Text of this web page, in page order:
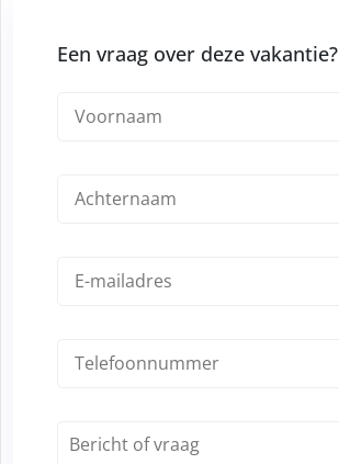
Een vraag over deze vakantie?